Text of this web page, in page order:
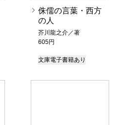
侏儒の言葉・西方
の人
芥川龍之介／著
605円
文庫電子書籍あり